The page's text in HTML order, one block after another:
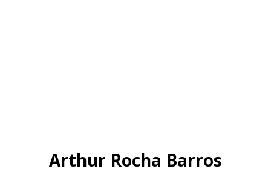
Arthur Rocha Barros